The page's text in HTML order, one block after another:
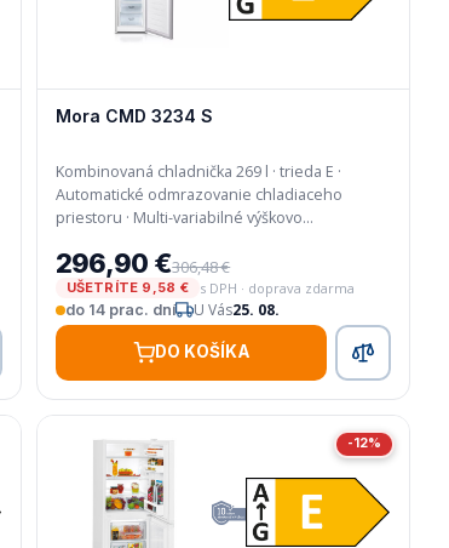
Mora CMD 3234 S
Kombinovaná chladnička 269 l · trieda E ·
Automatické odmrazovanie chladiaceho
priestoru · Multi-variabilné výškovo
smeru otvárania dverí
296,90 €306,48 €
UŠETRÍTE 9,58 €
s DPH · doprava zdarma
do 14 prac. dní
U Vás25. 08.
DO KOŠÍKA
-12%